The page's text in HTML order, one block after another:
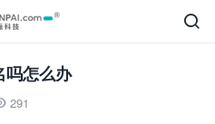

吗怎么办
291